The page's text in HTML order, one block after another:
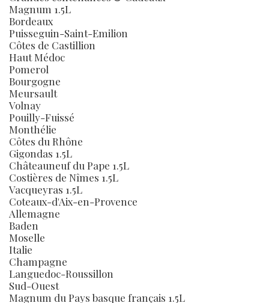
Magnum 1.5L
Bordeaux
Puisseguin-Saint-Emilion
Côtes de Castillion
Haut Médoc
Pomerol
Bourgogne
Meursault
Volnay
Pouilly-Fuissé
Monthélie
Côtes du Rhône
Gigondas 1.5L
Châteauneuf du Pape 1.5L
Costières de Nîmes 1.5L
Vacqueyras 1.5L
Coteaux-d'Aix-en-Provence
Allemagne
Baden
Moselle
Italie
Champagne
Languedoc-Roussillon
Sud-Ouest
Magnum du Pays basque français 1.5L